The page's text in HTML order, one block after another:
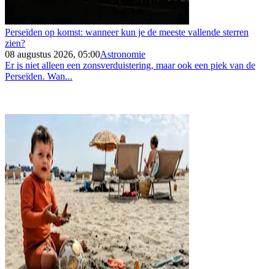
Perseïden op komst: wanneer kun je de meeste vallende sterren
zien?
08 augustus 2026, 05:00Astronomie
Er is niet alleen een zonsverduistering, maar ook een piek van de
Perseïden. Wan...